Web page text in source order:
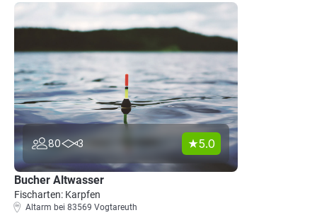
80 3 5.0
Bucher Altwasser
Fischarten: Karpfen
Altarm bei 83569 Vogtareuth